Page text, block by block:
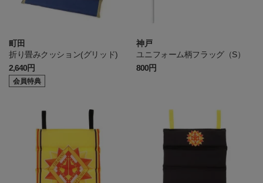
町田
折り畳みクッション(グリッド)
2,640円
会員特典
神戸
ユニフォーム柄フラッグ（S）
800円